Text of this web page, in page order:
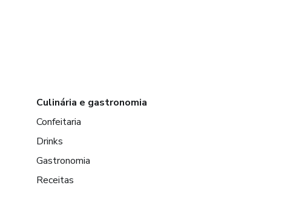
Culinária e gastronomia
Confeitaria
Drinks
Gastronomia
Receitas